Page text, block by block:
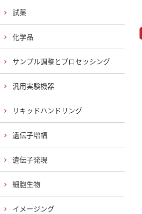
試薬
化学品
サンプル調整とプロセッシング
汎用実験機器
リキッドハンドリング
遺伝子増幅
遺伝子発現
細胞生物
イメージング